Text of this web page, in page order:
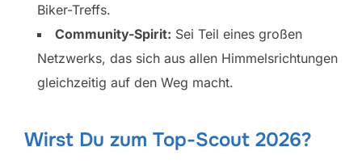
Biker-Treffs.
Community-Spirit: Sei Teil eines großen
Netzwerks, das sich aus allen Himmelsrichtungen
gleichzeitig auf den Weg macht.
Wirst Du zum Top-Scout 2026?